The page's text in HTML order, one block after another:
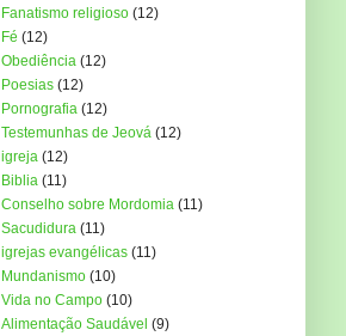
Fanatismo religioso (12)
Fé (12)
Obediência (12)
Poesias (12)
Pornografia (12)
Testemunhas de Jeová (12)
igreja (12)
Biblia (11)
Conselho sobre Mordomia (11)
Sacudidura (11)
igrejas evangélicas (11)
Mundanismo (10)
Vida no Campo (10)
Alimentação Saudável (9)